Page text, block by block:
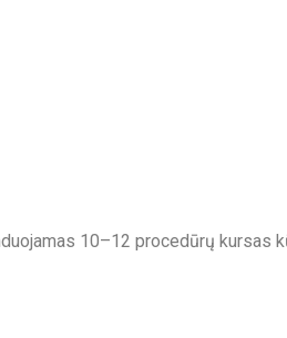
10–12 procedūrų kursas